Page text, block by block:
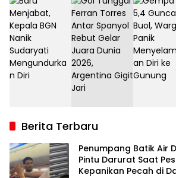
Berita Terbaru
Penumpang Batik Air
Pintu Darurat Saat
Kepanikan Pecah di